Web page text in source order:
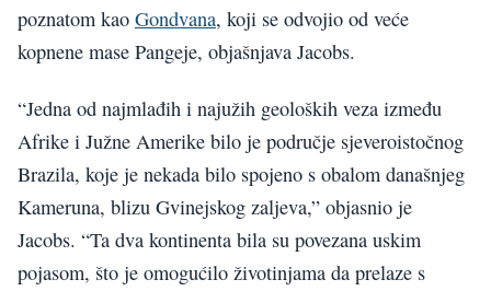
poznatom kao Gondvana, koji se odvojio od veće
kopnene mase Pangeje, objašnjava Jacobs.
“Jedna od najmlađih i najužih geoloških veza između
Afrike i Južne Amerike bilo je područje sjeveroistočnog
Brazila, koje je nekada bilo spojeno s obalom današnjeg
Kameruna, blizu Gvinejskog zaljeva,” objasnio je
Jacobs. “Ta dva kontinenta bila su povezana uskim
pojasom, što je omogućilo životinjama da prelaze s